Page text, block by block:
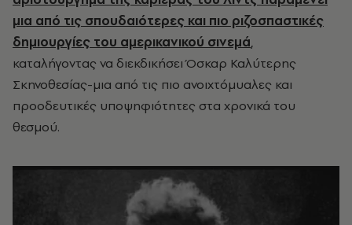
μια από τις σπουδαιότερες και πιο ριζοσπαστικές
δημιουργίες του αμερικανικού σινεμά,
καταλήγοντας να διεκδικήσει Όσκαρ Καλύτερης
Σκηνοθεσίας-μια από τις πιο ανοιχτόμυαλες και
προοδευτικές υποψηφιότητες στα χρονικά του
θεσμού.